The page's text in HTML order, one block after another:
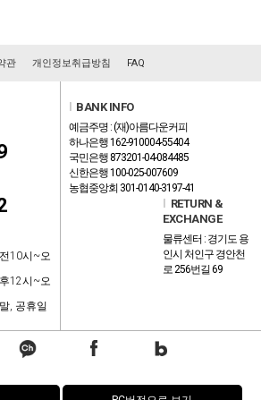
관 개인정보취급방침 FAQ
10시~오
12시~오
, 공휴일
BANK INFO
예금주명 : (재)아름다운커피
하나은행 162-910004-55404
국민은행 873201-04-084485
신한은행 100-025-007609
농협중앙회 301-0140-3197-41
RETURN &
EXCHANGE
물류센터 : 경기도 용
인시 처인구 경안천
로 256번길 69